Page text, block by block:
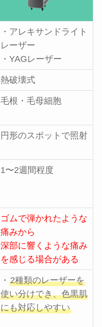
・アレキサンドライト
レーザー
・YAGレーザー
熱破壊式
毛根・毛母細胞
円形のスポットで照射
1〜2週間程度
ゴムで弾かれたような
痛みから
深部に響くような痛み
を感じる場合がある
・ 2種類のレーザーを
使い分けでき、色黒肌
にも対応しやすい